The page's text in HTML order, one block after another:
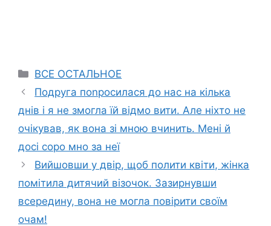
Categories
ВСЕ ОСТАЛЬНОЕ
Подруга поnросилася до нас на кілька
днів і я не змогла їй відмо вити. Але ніхто не
очікував, як вона зі мною вчинить. Мені й
досі соро мно за неї
Вийшовши у двір, щоб полити квіти, жінка
помітила дитячий візочок. Зазирнувши
всередину, вона не могла повірити своїм
очам!